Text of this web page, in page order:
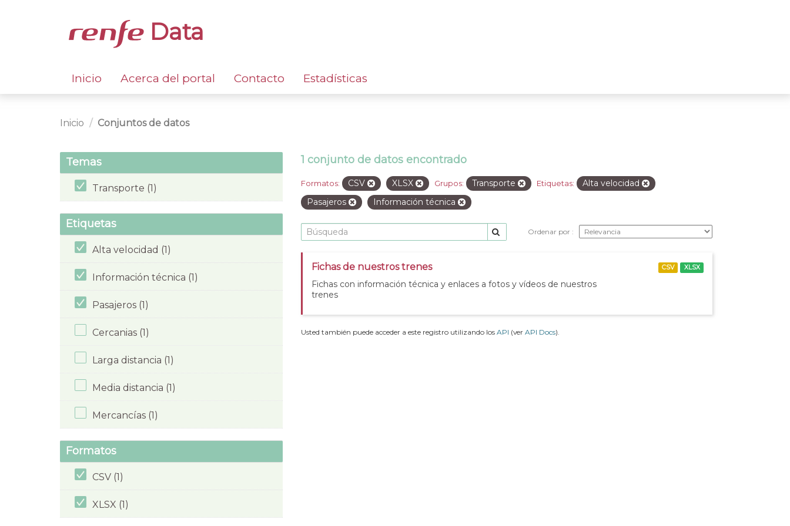
Data
Inicio Acerca del portal Contacto Estadísticas
Inicio Conjuntos de datos
Temas
Transporte (1)
Etiquetas
Alta velocidad (1)
Información técnica (1)
Pasajeros (1)
Cercanias (1)
Larga distancia (1)
Media distancia (1)
Mercancías (1)
Formatos
CSV (1)
XLSX (1)
1 conjunto de datos encontrado
Formatos: CSV XLSX Grupos: Transporte Etiquetas:
Alta velocidad
Pasajeros
Información técnica
Ordenar por
Fichas de nuestros trenes
Fichas con información técnica y enlaces a fotos y vídeos de nuestros
trenes
CSV XLSX
Usted también puede acceder a este registro utilizando los API (ver API Docs).